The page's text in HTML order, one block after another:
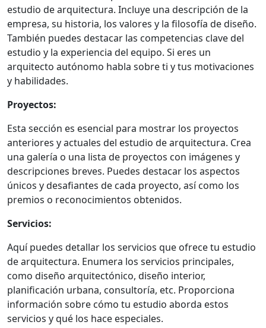
estudio de arquitectura. Incluye una descripción de la
empresa, su historia, los valores y la filosofía de diseño.
También puedes destacar las competencias clave del
estudio y la experiencia del equipo. Si eres un
arquitecto autónomo habla sobre ti y tus motivaciones
y habilidades.
Proyectos:
Esta sección es esencial para mostrar los proyectos
anteriores y actuales del estudio de arquitectura. Crea
una galería o una lista de proyectos con imágenes y
descripciones breves. Puedes destacar los aspectos
únicos y desafiantes de cada proyecto, así como los
premios o reconocimientos obtenidos.
Servicios:
Aquí puedes detallar los servicios que ofrece tu estudio
de arquitectura. Enumera los servicios principales,
como diseño arquitectónico, diseño interior,
planificación urbana, consultoría, etc. Proporciona
información sobre cómo tu estudio aborda estos
servicios y qué los hace especiales.